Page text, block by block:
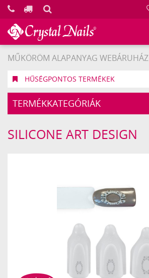
MŰKÖRÖM ALAPANYAG WEBÁRUHÁZ
HŰSÉGPONTOS TERMÉKEK
TERMÉKKATEGÓRIÁK
SILICONE ART DESIGN